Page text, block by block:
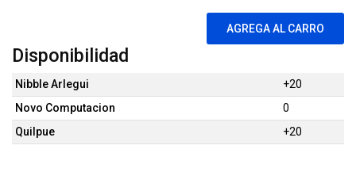
AGREGA AL CARRO
Disponibilidad
Nibble Arlegui
+20
Novo Computacion
0
Quilpue
+20